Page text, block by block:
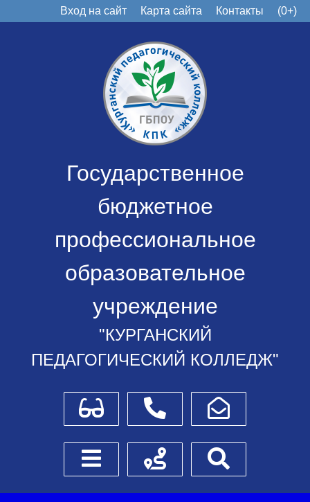
Вход на сайт Карта сайта Контакты (0+)
Государственное
бюджетное
профессиональное
образовательное
учреждение
"КУРГАНСКИЙ
ПЕДАГОГИЧЕСКИЙ КОЛЛЕДЖ"
Для слабовидящихТелефоныНаписать обращение
Боковое менюСхема проезда